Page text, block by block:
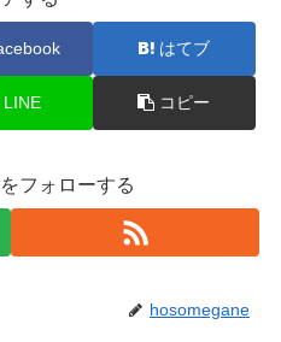
はてブ
LINE コピー
フォローする
hosomegane